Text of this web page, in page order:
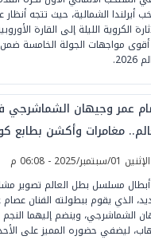
أيرلندا الشمالية، حيث تتجه
الكروية الليلة إلى القارة
مواجهات الجولة الخامسة
عمر وجيهان
مغامرات وأكشن بطابع
الإثنين 01/سبتمبر/2025 - 06:08 م
أبطال مسلسل بطل العالم تصوير
الذي يقوم ببطولته الفنان عصام
الشماشرجي، وينضم إليهما
ليضفي حضوره المميز على